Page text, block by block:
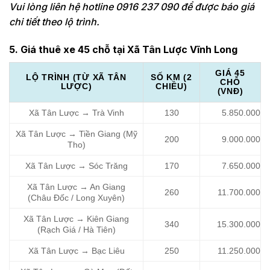
Vui lòng liên hệ hotline 0916 237 090 để được báo giá
chi tiết theo lộ trình.
5. Giá thuê xe 45 chỗ tại Xã Tân Lược Vĩnh Long
LỘ TRÌNH (TỪ XÃ TÂN
LƯỢC)
SỐ KM (2
CHIỀU)
GIÁ 45
CHỖ
(VNĐ)
Xã Tân Lược → Trà Vinh 130 5.850.000
Xã Tân Lược → Tiền Giang (Mỹ
Tho)
200 9.000.000
Xã Tân Lược → Sóc Trăng 170 7.650.000
Xã Tân Lược → An Giang
(Châu Đốc / Long Xuyên)
260 11.700.000
Xã Tân Lược → Kiên Giang
(Rạch Giá / Hà Tiên)
340 15.300.000
Xã Tân Lược → Bạc Liêu 250 11.250.000